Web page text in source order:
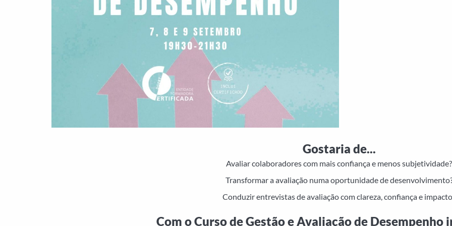
Gostaria de...
Avaliar colaboradores com mais confiança e menos subjetividade?
Transformar a avaliação numa oportunidade de
Conduzir entrevistas de avaliação com clareza, confiança e
Com o Curso de Gestão e Avaliação de Desempenho